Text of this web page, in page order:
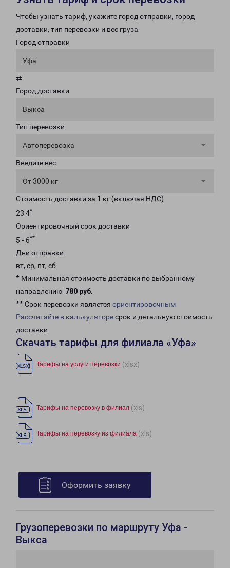
Чтобы узнать тариф, укажите город отправки, город
доставки, тип перевозки и вес груза.
Город отправки
Уфа
⇄
Город доставки
Выкса
Тип перевозки
Автоперевозка
Введите вес
От 3000 кг
Стоимость доставки за 1 кг (включая НДС)
23.4*
Ориентировочный срок доставки
5 - 6**
Дни отправки
вт, ср, пт, сб
* Минимальная стоимость доставки по выбранному
направлению: 780 руб.
** Срок перевозки является ориентировочным
Рассчитайте в калькуляторесрок и детальную стоимость
доставки.
Скачать тарифы для филиала «Уфа»
Тарифы на услуги перевозки (xlsx)
Тарифы на перевозку в филиал (xls)
Тарифы на перевозку из филиала (xls)
Оформить заявку
Грузоперевозки по маршруту Уфа -
Выкса